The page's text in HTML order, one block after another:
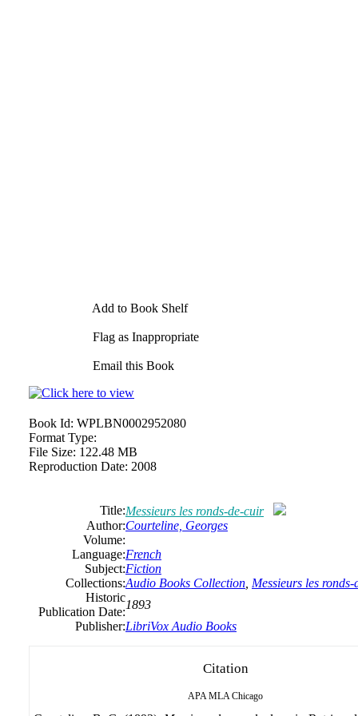
Add to Book Shelf
Flag as Inappropriate
Email this Book
Book Id: WPLBN0002952080
Format Type:
File Size: 122.48 MB
Reproduction Date: 2008
Title:Messieurs les ronds-de-cuir
Author:Courteline, Georges
Volume:
Language:French
Subject:Fiction
Collections:Audio Books Collection Messieurs les
Historic
Publication Date:
1893
Publisher:LibriVox Audio Books
Citation
APA MLA Chicago